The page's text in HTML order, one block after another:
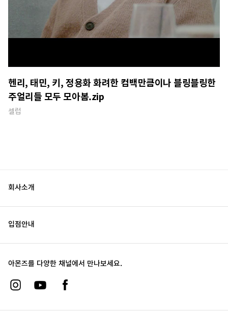
헨리, 태민, 키, 정용화 화려한 컴백만큼이나 블링블링한
주얼리들 모두 모아봄.zip
셀럽
회사소개
입점안내
아몬즈를 다양한 채널에서 만나보세요.